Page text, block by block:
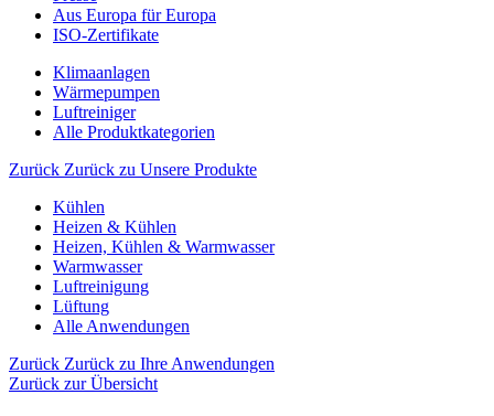
Aus Europa für Europa
ISO-Zertifikate
Klimaanlagen
Wärmepumpen
Luftreiniger
Alle Produktkategorien
Zurück Zurück zu Unsere Produkte
Kühlen
Heizen & Kühlen
Heizen, Kühlen & Warmwasser
Warmwasser
Luftreinigung
Lüftung
Alle Anwendungen
Zurück Zurück zu Ihre Anwendungen
Zurück zur Übersicht